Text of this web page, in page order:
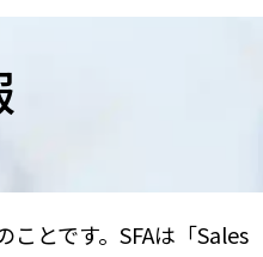
とです。SFAは「Sales